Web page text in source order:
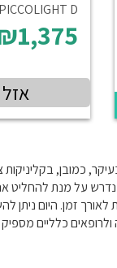
PICCOLIGHT D
כמובן, בקליניקות
על מנת להחליט
זמן. היום
ולרופאים